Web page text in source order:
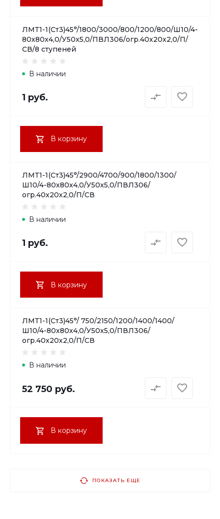
ЛМТ1-1(Ст3)45°/1800/3000/800/1200/800/Ш10/4-
80х80х4,0/У50х5,0/ПВЛ306/огр.40х20х2,0/П/
СВ/8 ступеней
В наличии
1 руб.
В корзину
ЛМТ1-1(Ст3)45°/2900/4700/900/1800/1300/
Ш10/4-80х80х4,0/У50х5,0/ПВЛ306/
огр.40х20х2,0/П/СВ
В наличии
1 руб.
В корзину
ЛМТ1-1(Ст3)45°/ 750/2150/1200/1400/1400/
Ш10/4-80х80х4,0/У50х5,0/ПВЛ306/
огр.40х20х2,0/П/СВ
В наличии
52 750 руб.
В корзину
ПОКАЗАТЬ ЕЩЕ